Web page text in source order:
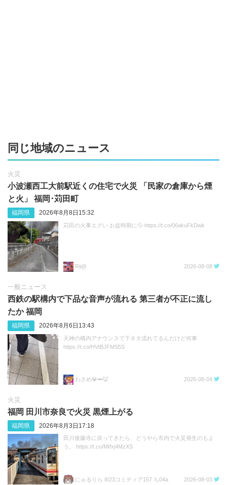
同じ地域のニュース
火災
小波瀬西工大前駅近くの住宅で火災 「民家の倉庫から煙
と火」 福岡･苅田町
福岡県 2026年8月8日15:32
苅田の火事エグい お盆時期に💦 https://t.co/06akuFkDwk
Rii@ 2026-08-08
一般ニュース
西鉄の駅構内で下品な音声が流れる 第三者が不正に流し
たか 福岡
福岡県 2026年8月6日13:43
天神の構内アナウンスで下ネタ流れてるんだけど何事
https://t.co/HVtBJFMS5S
わさめ💎🦈🦊 2026-08-04
火災
福岡 田川市奈良で火災 黒煙上がる
福岡県 2026年8月3日17:18
田川後藤寺に戻ってきたら、どうやら市内で火災発生のもよ
う。 https://t.co/MIfxj4MzXS
にゅるりら 8/23コミティア157 ち04a 2026-08-03